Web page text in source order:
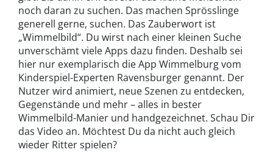
noch daran zu suchen. Das machen Sprösslinge
generell gerne, suchen. Das Zauberwort ist
„Wimmelbild“. Du wirst nach einer kleinen Suche
unverschämt viele Apps dazu finden. Deshalb sei
hier nur exemplarisch die App Wimmelburg vom
Kinderspiel-Experten Ravensburger genannt. Der
Nutzer wird animiert, neue Szenen zu entdecken,
Gegenstände und mehr – alles in bester
Wimmelbild-Manier und handgezeichnet. Schau Dir
das Video an. Möchtest Du da nicht auch gleich
wieder Ritter spielen?